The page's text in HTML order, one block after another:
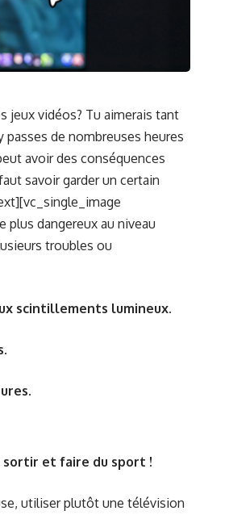
jeux vidéos? Tu aimerais tant
de nombreuses heures
avoir des conséquences
savoir garder un certain
plus dangereux au niveau
troubles ou
scintillements lumineux.
sortir et faire du sport !
utiliser plutôt une télévision